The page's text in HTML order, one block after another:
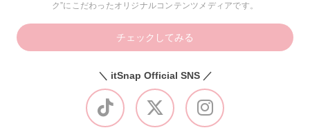
ク”にこだわったオリジナルコンテンツメディアです。
チェックしてみる
＼ itSnap Official SNS ／